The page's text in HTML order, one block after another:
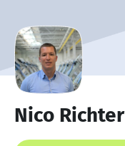
Nico Richter